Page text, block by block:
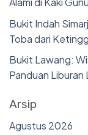
Bukit Indah
Toba dari
Bukit Lawang:
Panduan Liburan
Arsip
Agustus 2026